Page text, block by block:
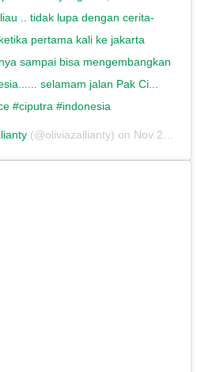
.. tidak lupa dengan cerita-
pertama kali ke jakarta
sampai bisa mengembangkan
selamam jalan Pak Ci...
#ciputra #indonesia
(@oliviazallianty) on Nov 26, 2019 at 6:30pm PST